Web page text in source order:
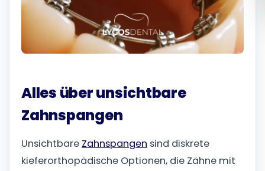
Alles über unsichtbare
Zahnspangen
Unsichtbare Zahnspangen sind diskrete
kieferorthopädische Optionen, die Zähne mit